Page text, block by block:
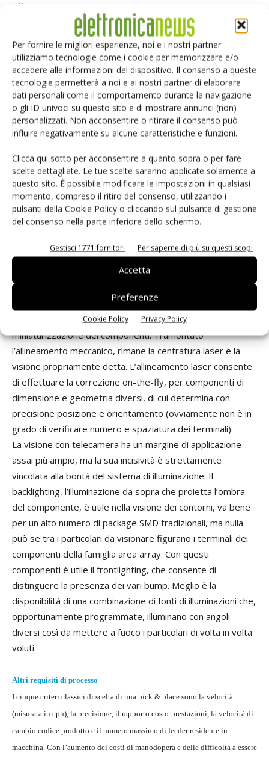
Per fornire le migliori esperienze, noi e i nostri partner
utilizziamo tecnologie come i cookie per memorizzare e/o
accedere alle informazioni del dispositivo. Il consenso a queste
tecnologie permetterà a noi e ai nostri partner di elaborare
dati personali come il comportamento durante la navigazione
o gli ID univoci su questo sito e di mostrare annunci (non)
personalizzati. Non acconsentire o ritirare il consenso può
influire negativamente su alcune caratteristiche e funzioni.
Clicca qui sotto per acconsentire a quanto sopra o per fare
scelte dettagliate. Le tue scelte saranno applicate solamente a
questo sito. È possibile modificare le impostazioni in qualsiasi
momento, compreso il ritiro del consenso, utilizzando i
pulsanti della Cookie Policy o cliccando sul pulsante di gestione
del consenso nella parte inferiore dello schermo.
Gestisci 1771 fornitori Per saperne di più su questi scopi
Accetta
Preferenze
Cookie Policy Privacy Policy
affidabile.
Durante il ciclo di prelievo viene verificata l’altezza di
prelievo, la presenza del componente nell’alveolo del reel
e, se è il caso, viene corretta automaticamente la
coordinata di pick up.
Handling e visione
Indipendentemente dal tipo di testa utilizzato (revolver,
teste multiple o singola testa a più nozzle), la tendenza
il PCB, per evitare che movimenti repentini ad alta velocità
facessero scivolare sopra i depositi serigrafici i
componenti già posizionati. La suddivisione in tre moduli
del convogliatore all’interno del sistema consente di
velocizzare la movimentazione della scheda, mentre la
disponibilità di un elevato numero di nozzle conferisce
flessibilità di montaggio; molte volte sono disponibili, per
particolari package, dei nozzle custom. La capacità di
montare i vari package con un alto grado di accuratezza
dipende poi dalla bontà del sistema di visione, che deve
ovviamente evolvere nelle prestazioni di pari passo con la
miniaturizzazione dei componenti. Tramontato
l’allineamento meccanico, rimane la centratura laser e la
visione propriamente detta. L’allineamento laser consente
di effettuare la correzione on-the-fly, per componenti di
dimensione e geometria diversi, di cui determina con
precisione posizione e orientamento (ovviamente non è in
grado di verificare numero e spaziatura dei terminali).
La visione con telecamera ha un margine di applicazione
assai più ampio, ma la sua incisività è strettamente
vincolata alla bontà del sistema di illuminazione. Il
backlighting, l’illuminazione da sopra che proietta l’ombra
del componente, è utile nella visione dei contorni, va bene
per un alto numero di package SMD tradizionali, ma nulla
può se tra i particolari da visionare figurano i terminali dei
componenti della famiglia area array. Con questi
componenti è utile il frontlighting, che consente di
distinguere la presenza dei vari bump. Meglio è la
disponibilità di una combinazione di fonti di illuminazioni che,
opportunamente programmate, illuminano con angoli
diversi così da mettere a fuoco i particolari di volta in volta
voluti.
Altri requisiti di processo
I cinque criteri classici di scelta di una pick & place sono la velocità
(misurata in cph), la precisione, il rapporto costo-prestazioni, la velocità di
cambio codice prodotto e il numero massimo di feeder residente in
macchina. Con l’aumento dei costi di manodopera e delle difficoltà a essere